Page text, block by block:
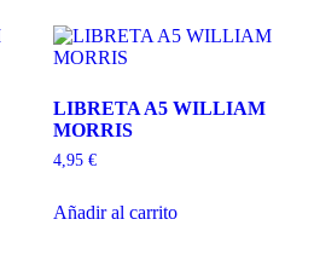
LIBRETA A5 WILLIAM
MORRIS
4,95 €
Añadir al carrito